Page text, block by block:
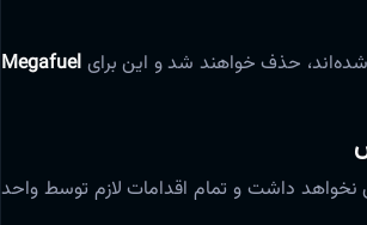
حذف خواهند شد و این برای Megafuel
نخواهد داشت و تمام اقدامات لازم توسط واحد